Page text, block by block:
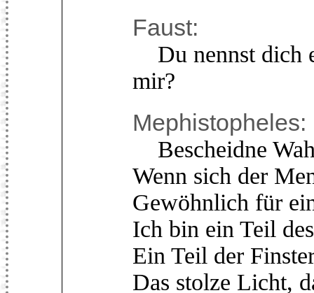
Faust:
Du nennst dich
mir?
Mephistopheles:
Bescheidne
Wenn sich der
Gewöhnlich für
Ich bin ein Teil
Ein Teil der
Das stolze Licht,